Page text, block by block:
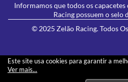
Este site usa cookies para garantir a
Ver mais...
Informamos que todos os
Racing possuem o selo
© 2025 Zelão Racing. Todos